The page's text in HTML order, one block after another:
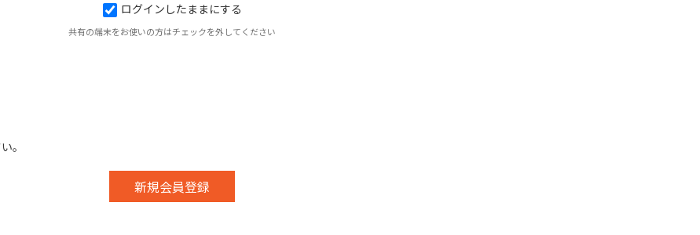
ログインしたままにする
共有の端末をお使いの方はチェックを外してください
。